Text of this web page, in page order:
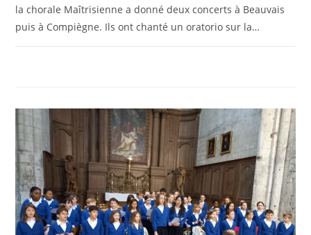
la chorale Maîtrisienne a donné deux concerts à Beauvais
puis à Compiègne. Ils ont chanté un oratorio sur la…